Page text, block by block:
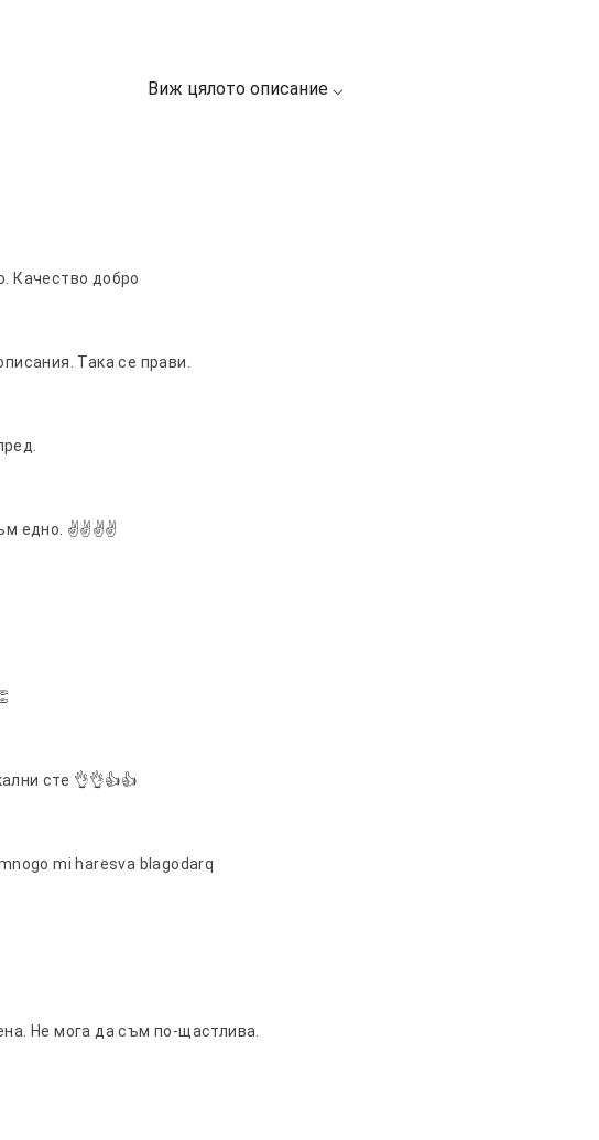
Качество добро
Така се прави.
едно. ✌️✌️✌️✌️
сте 👌👌👍👍
mi haresva blagodarq
Не мога да съм по-щастлива.